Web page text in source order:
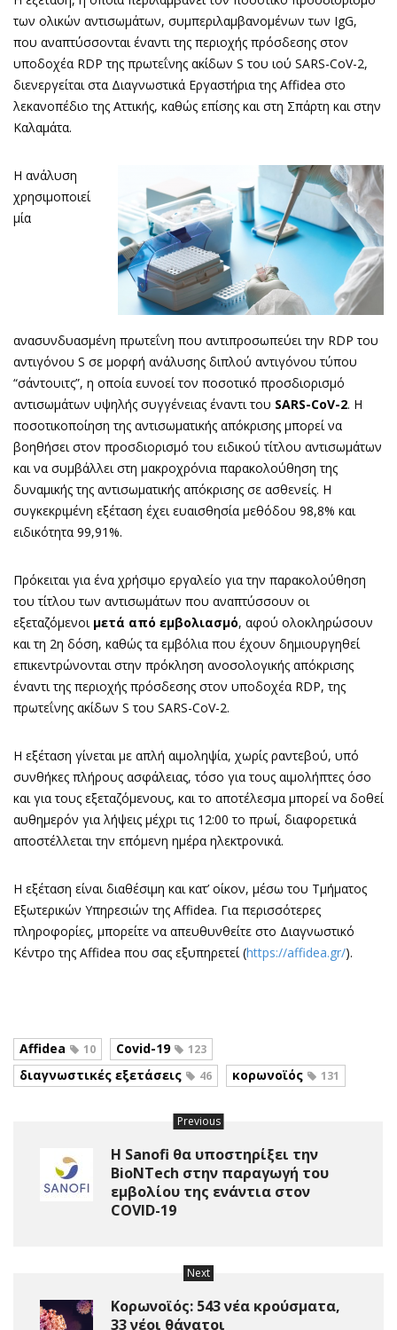
των ολικών αντισωμάτων, συμπεριλαμβανομένων των ΙgG,
που αναπτύσσονται έναντι της περιοχής πρόσδεσης στον
υποδοχέα RDP της πρωτεΐνης ακίδων S του ιού SARS-CoV-2,
διενεργείται στα Διαγνωστικά Εργαστήρια της Affidea στο
λεκανοπέδιο της Αττικής, καθώς επίσης και στη Σπάρτη και στην
Καλαμάτα.
H ανάλυση
χρησιμοποιεί
μία
ανασυνδυασμένη πρωτεΐνη που αντιπροσωπεύει την RDP του
αντιγόνου S σε μορφή ανάλυσης διπλού αντιγόνου τύπου
“σάντουιτς”, η οποία ευνοεί τον ποσοτικό προσδιορισμό
αντισωμάτων υψηλής συγγένειας έναντι του SARS-CoV-2. H
ποσοτικοποίηση της αντισωματικής απόκρισης μπορεί να
βοηθήσει στον προσδιορισμό του ειδικού τίτλου αντισωμάτων
και να συμβάλλει στη μακροχρόνια παρακολούθηση της
δυναμικής της αντισωματικής απόκρισης σε ασθενείς. Η
συγκεκριμένη εξέταση έχει ευαισθησία μεθόδου 98,8% και
ειδικότητα 99,91%.
Πρόκειται για ένα χρήσιμο εργαλείο για την παρακολούθηση
του τίτλου των αντισωμάτων που αναπτύσσουν οι
εξεταζόμενοι μετά από εμβολιασμό, αφού ολοκληρώσουν
και τη 2η δόση, καθώς τα εμβόλια που έχουν δημιουργηθεί
επικεντρώνονται στην πρόκληση ανοσολογικής απόκρισης
έναντι της περιοχής πρόσδεσης στον υποδοχέα RDP, της
πρωτεΐνης ακίδων S του SARS-CoV-2.
H εξέταση γίνεται με απλή αιμοληψία, χωρίς ραντεβού, υπό
συνθήκες πλήρους ασφάλειας, τόσο για τους αιμολήπτες όσο
και για τους εξεταζόμενους, και το αποτέλεσμα μπορεί να δοθεί
αυθημερόν για λήψεις μέχρι τις 12:00 το πρωί, διαφορετικά
αποστέλλεται την επόμενη ημέρα ηλεκτρονικά.
Η εξέταση είναι διαθέσιμη και κατ’ οίκον, μέσω του Τμήματος
Εξωτερικών Υπηρεσιών της Affidea. Για περισσότερες
πληροφορίες, μπορείτε να απευθυνθείτε στο Διαγνωστικό
Κέντρο της Affidea που σας εξυπηρετεί (https://affidea.gr/).
Affidea 10 Covid-19 123
διαγνωστικές εξετάσεις 46 κορωνοϊός 131
Previous
Η Sanofi θα υποστηρίξει την
BioNTech στην παραγωγή του
εμβολίου της ενάντια στον
COVID-19
Next
Κορωνοϊός: 543 νέα κρούσματα,
33 νέοι θάνατοι